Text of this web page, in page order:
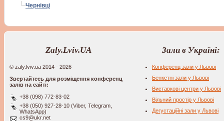
Чернівці
Zaly.Lviv.UA
© zaly.lviv.ua 2014 - 2026
Звертайтесь для розміщення конференц
залів на сайті:
+38 (098) 772-83-02
+38 (050) 927-28-10 (Viber, Telegram,
WhatsApp)
cs9@ukr.net
Зали в Україні:
Конференц зали у Львові
Бенкетні зали у Львові
Виставкові центри у Львові
Вільний простір у Львові
Дегустаційні зали у Львові